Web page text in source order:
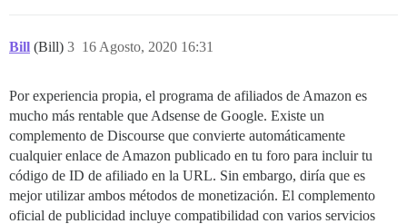
Bill (Bill) 16 Agosto, 2020 16:31
3
Por experiencia propia, el programa de afiliados de Amazon es
mucho más rentable que Adsense de Google. Existe un
complemento de Discourse que convierte automáticamente
cualquier enlace de Amazon publicado en tu foro para incluir tu
código de ID de afiliado en la URL. Sin embargo, diría que es
mejor utilizar ambos métodos de monetización. El complemento
oficial de publicidad incluye compatibilidad con varios servicios